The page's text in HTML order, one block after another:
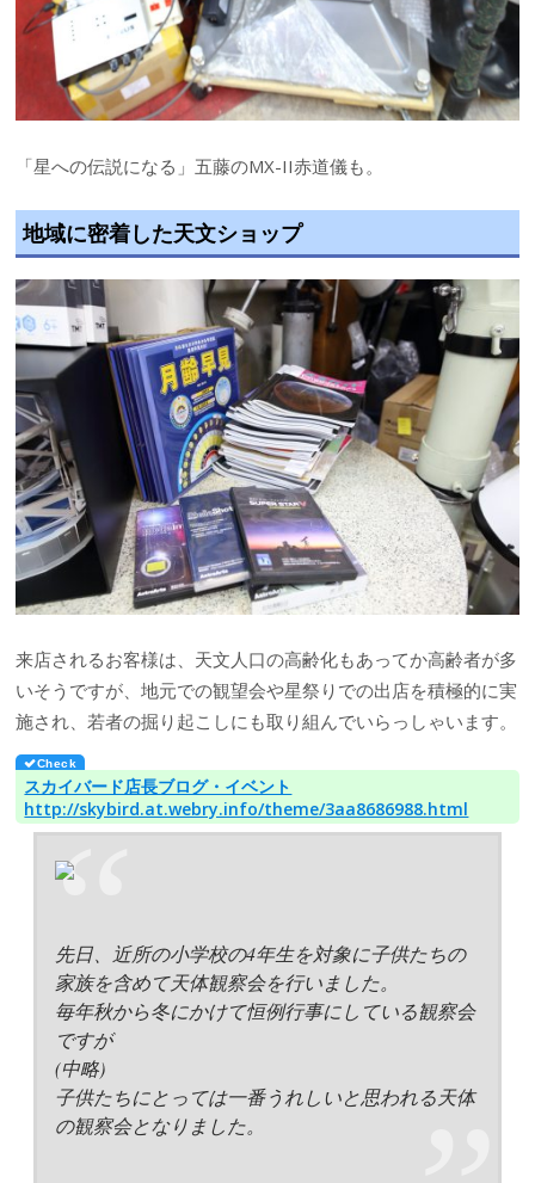
「星への伝説になる」五藤のMX-II赤道儀も。
地域に密着した天文ショップ
来店されるお客様は、天文人口の高齢化もあってか高齢者が多
いそうですが、地元での観望会や星祭りでの出店を積極的に実
施され、若者の掘り起こしにも取り組んでいらっしゃいます。
スカイバード店長ブログ・イベント
http://skybird.at.webry.info/theme/3aa8686988.html
先日、近所の小学校の4年生を対象に子供たちの
家族を含めて天体観察会を行いました。
毎年秋から冬にかけて恒例行事にしている観察会
ですが
(中略)
子供たちにとっては一番うれしいと思われる天体
の観察会となりました。